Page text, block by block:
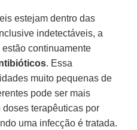
estejam dentro das
indetectáveis, a
continuamente
. Essa
muito pequenas de
pode ser mais
terapêuticas por
uma infecção é tratada.